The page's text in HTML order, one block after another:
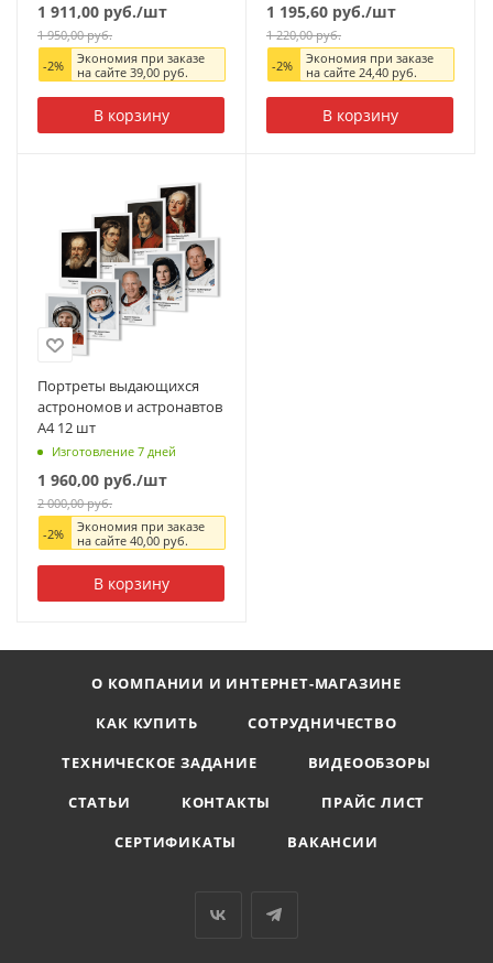
1 911,00 руб./шт
1 950,00руб.
-2%
Экономия при заказе
на сайте 39,00руб.
В корзину
1 195,60 руб./шт
1 220,00руб.
-2%
Экономия при заказе
на сайте 24,40руб.
В корзину
Портреты выдающихся
астрономов и астронавтов
А4 12 шт
Изготовление 7 дней
1 960,00 руб./шт
2 000,00руб.
-2%
Экономия при заказе
на сайте 40,00руб.
В корзину
О КОМПАНИИ И ИНТЕРНЕТ-МАГАЗИНЕ
КАК КУПИТЬ
СОТРУДНИЧЕСТВО
ТЕХНИЧЕСКОЕ ЗАДАНИЕ
ВИДЕООБЗОРЫ
СТАТЬИ
КОНТАКТЫ
ПРАЙС ЛИСТ
СЕРТИФИКАТЫ
ВАКАНСИИ